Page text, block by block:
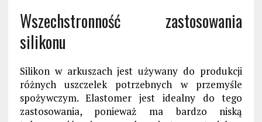
Wszechstronność zastosowania
silikonu
Silikon w arkuszach jest używany do produkcji
różnych uszczelek potrzebnych w przemyśle
spożywczym. Elastomer jest idealny do tego
zastosowania, ponieważ ma bardzo niską